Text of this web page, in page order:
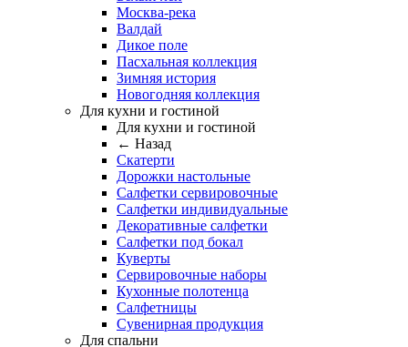
Москва-река
Валдай
Дикое поле
Пасхальная коллекция
Зимняя история
Новогодняя коллекция
Для кухни и гостиной
Для кухни и гостиной
← Назад
Скатерти
Дорожки настольные
Салфетки сервировочные
Салфетки индивидуальные
Декоративные салфетки
Салфетки под бокал
Куверты
Сервировочные наборы
Кухонные полотенца
Салфетницы
Сувенирная продукция
Для спальни